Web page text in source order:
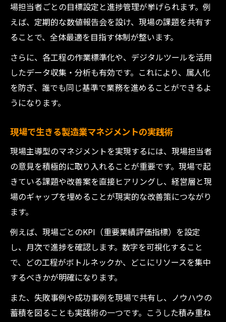
場担当者ごとの目標設定と進捗管理が挙げられます。例
えば、定期的な数値報告会を設け、現場の課題を共有す
ることで、全体最適を目指す体制が整います。
さらに、各工程の作業標準化や、デジタルツールを活用
したデータ収集・分析も有効です。これにより、属人化
を防ぎ、誰でも同じ基準で業務を進めることができるよ
うになります。
現場で生きる製造業マネジメントの実践術
現場主導型のマネジメントを実現するには、現場担当者
の意見を積極的に取り入れることが重要です。現場で起
きている課題や改善案を直接ヒアリングし、経営層と現
場のギャップを埋めることが現実的な改善策につながり
ます。
例えば、現場ごとのKPI（重要業績評価指標）を設定
し、月次で進捗を確認します。数字を可視化すること
で、どの工程がボトルネックか、どこにリソースを集中
するべきかが明確になります。
また、失敗事例や成功事例を現場で共有し、ノウハウの
蓄積を図ることも実践術の一つです。こうした積み重ね